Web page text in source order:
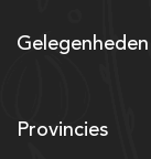
Gelegenheden
Provincies